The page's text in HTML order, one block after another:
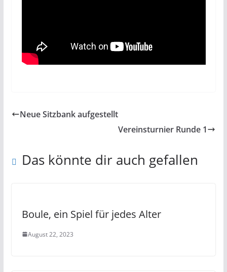
Neue Sitzbank aufgestellt
Vereinsturnier Runde 1
Das könnte dir auch gefallen
Boule, ein Spiel für jedes Alter
August 22, 2023